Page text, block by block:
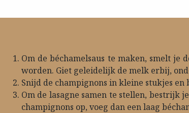
Om de béchamelsaus te maken, smelt
worden. Giet geleidelijk de melk erbij,
Snijd de champignons in kleine stukjes
Om de lasagne samen te stellen, bestrijk
champignons op, voeg dan een laag